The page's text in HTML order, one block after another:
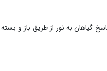
گیاهان به نور از طریق باز و